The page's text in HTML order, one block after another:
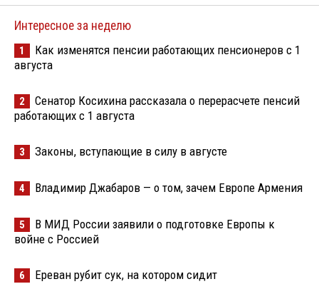
Интересное за неделю
1
Как изменятся пенсии работающих пенсионеров с 1
августа
2
Сенатор Косихина рассказала о перерасчете пенсий
работающих с 1 августа
3 Законы, вступающие в силу в августе
4 Владимир Джабаров — о том, зачем Европе Армения
5
В МИД России заявили о подготовке Европы к
войне с Россией
6 Ереван рубит сук, на котором сидит